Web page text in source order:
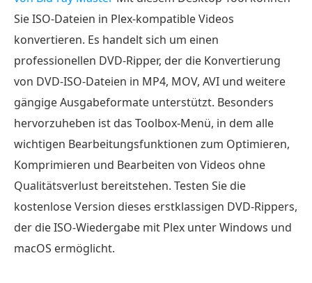
Sie ISO-Dateien in Plex-kompatible Videos
konvertieren. Es handelt sich um einen
professionellen DVD-Ripper, der die Konvertierung
von DVD-ISO-Dateien in MP4, MOV, AVI und weitere
gängige Ausgabeformate unterstützt. Besonders
hervorzuheben ist das Toolbox-Menü, in dem alle
wichtigen Bearbeitungsfunktionen zum Optimieren,
Komprimieren und Bearbeiten von Videos ohne
Qualitätsverlust bereitstehen. Testen Sie die
kostenlose Version dieses erstklassigen DVD-Rippers,
der die ISO-Wiedergabe mit Plex unter Windows und
macOS ermöglicht.